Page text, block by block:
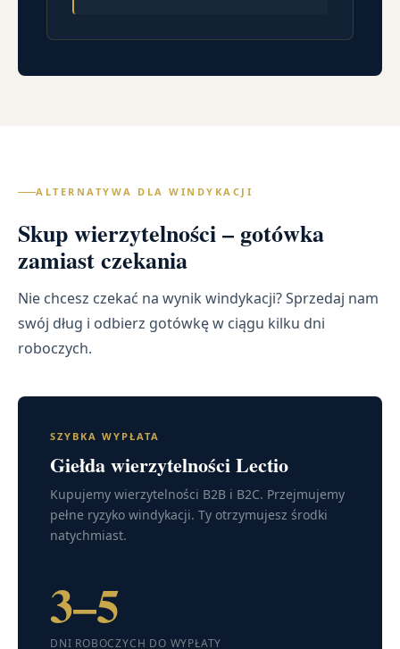
ALTERNATYWA DLA WINDYKACJI
Skup wierzytelności – gotówka
zamiast czekania
Nie chcesz czekać na wynik windykacji? Sprzedaj nam
swój dług i odbierz gotówkę w ciągu kilku dni
roboczych.
SZYBKA WYPŁATA
Giełda wierzytelności Lectio
Kupujemy wierzytelności B2B i B2C. Przejmujemy
pełne ryzyko windykacji. Ty otrzymujesz środki
natychmiast.
3–5
DNI ROBOCZYCH DO WYPŁATY